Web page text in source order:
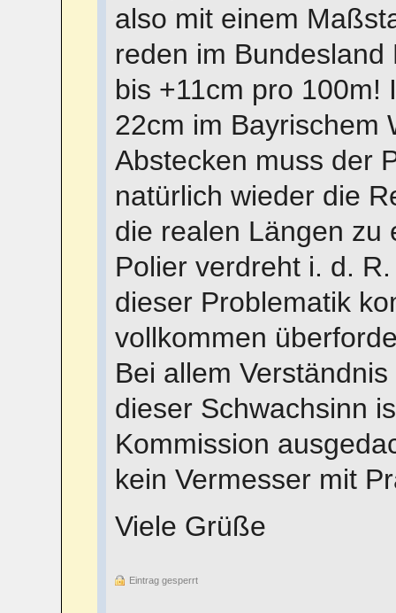
also mit einem
reden im
bis +11cm pro 100m!
22cm im Bayrischem
Abstecken muss der
natürlich wieder die
die realen Längen zu
Polier verdreht i. d.
dieser Problematik
vollkommen
Bei allem
dieser Schwachsinn
Kommission
kein Vermesser mit
Viele Grüße
Eintrag gesperrt